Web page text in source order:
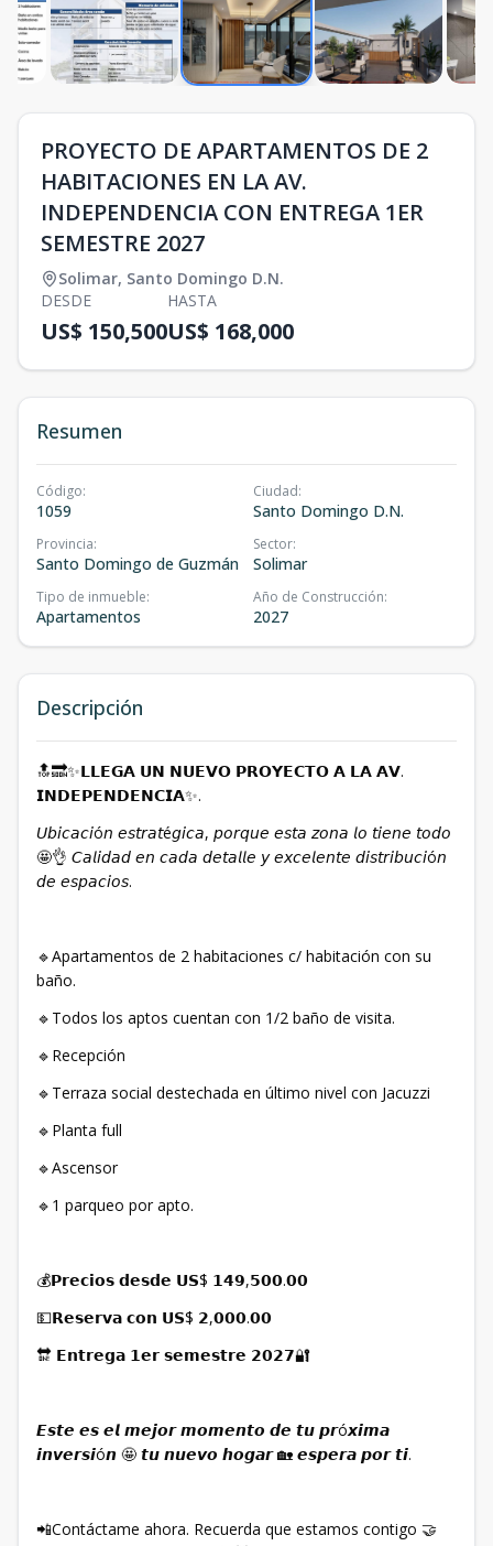
PROYECTO DE APARTAMENTOS DE 2
HABITACIONES EN LA AV.
INDEPENDENCIA CON ENTREGA 1ER
SEMESTRE 2027
Solimar, Santo Domingo D.N.
DESDE
US$ 150,500
HASTA
US$ 168,000
Resumen
Código:
1059
Ciudad:
Santo Domingo D.N.
Provincia:
Santo Domingo de Guzmán
Sector:
Solimar
Tipo de inmueble:
Apartamentos
Año de Construcción:
2027
Descripción
🔝🔜✨𝗟𝗟𝗘𝗚𝗔 𝗨𝗡 𝗡𝗨𝗘𝗩𝗢 𝗣𝗥𝗢𝗬𝗘𝗖𝗧𝗢 𝗔 𝗟𝗔 𝗔𝗩.
𝗜𝗡𝗗𝗘𝗣𝗘𝗡𝗗𝗘𝗡𝗖𝗜𝗔✨. ⁣⁣
𝘜𝘣𝘪𝘤𝘢𝘤𝘪ó𝘯 𝘦𝘴𝘵𝘳𝘢𝘵é𝘨𝘪𝘤𝘢, 𝘱𝘰𝘳𝘲𝘶𝘦 𝘦𝘴𝘵𝘢 𝘻𝘰𝘯𝘢 𝘭𝘰 𝘵𝘪𝘦𝘯𝘦 𝘵𝘰𝘥𝘰
🤩👌 𝘊𝘢𝘭𝘪𝘥𝘢𝘥 𝘦𝘯 𝘤𝘢𝘥𝘢 𝘥𝘦𝘵𝘢𝘭𝘭𝘦 𝘺 𝘦𝘹𝘤𝘦𝘭𝘦𝘯𝘵𝘦 𝘥𝘪𝘴𝘵𝘳𝘪𝘣𝘶𝘤𝘪ó𝘯
𝘥𝘦 𝘦𝘴𝘱𝘢𝘤𝘪𝘰𝘴. ⁣⁣
🔹Apartamentos de 2 habitaciones ⁣⁣c/ habitación con su
baño. ⁣⁣
🔹Todos los aptos cuentan con 1/2 baño de visita. ⁣⁣
🔹Recepción ⁣⁣
🔹Terraza social destechada en último nivel con Jacuzzi⁣⁣
🔹Planta full⁣⁣
🔹Ascensor ⁣⁣
🔹1 parqueo por apto. ⁣⁣
💰𝗣𝗿𝗲𝗰𝗶𝗼𝘀 𝗱𝗲𝘀𝗱𝗲 𝗨𝗦$ 𝟭𝟰𝟵,𝟱𝟬𝟬.𝟬𝟬⁣⁣
💵𝗥𝗲𝘀𝗲𝗿𝘃𝗮 𝗰𝗼𝗻 𝗨𝗦$ 𝟮,𝟬𝟬𝟬.𝟬𝟬 ⁣⁣
⁣🔛 𝗘𝗻𝘁𝗿𝗲𝗴𝗮 𝟭𝗲𝗿 𝘀𝗲𝗺𝗲𝘀𝘁𝗿𝗲 𝟮𝟬𝟮𝟳🔐⁣
𝙀𝙨𝙩𝙚 𝙚𝙨 𝙚𝙡 𝙢𝙚𝙟𝙤𝙧 𝙢𝙤𝙢𝙚𝙣𝙩𝙤 𝙙𝙚 𝙩𝙪 𝙥𝙧ó𝙭𝙞𝙢𝙖
𝙞𝙣𝙫𝙚𝙧𝙨𝙞ó𝙣 🤩 𝙩𝙪 𝙣𝙪𝙚𝙫𝙤 𝙝𝙤𝙜𝙖𝙧 🏡 𝙚𝙨𝙥𝙚𝙧𝙖 𝙥𝙤𝙧 𝙩𝙞. ⁣⁣
📲Contáctame ahora. Recuerda que estamos contigo 🤝